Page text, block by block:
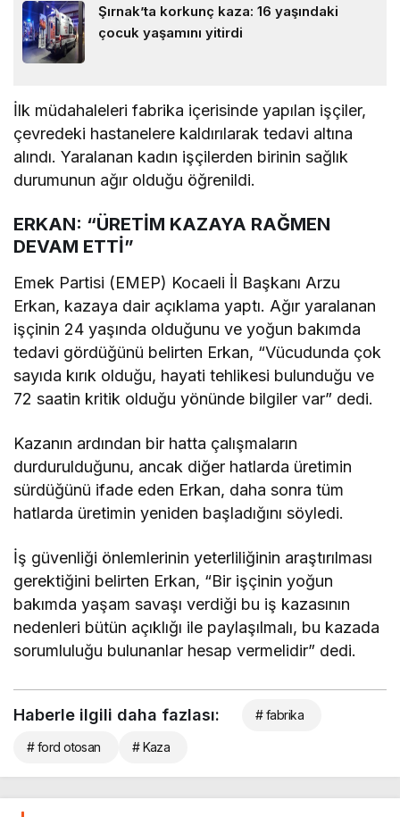
Şırnak’ta korkunç kaza: 16 yaşındaki
çocuk yaşamını yitirdi
İlk müdahaleleri fabrika içerisinde yapılan işçiler,
çevredeki hastanelere kaldırılarak tedavi altına
alındı. Yaralanan kadın işçilerden birinin sağlık
durumunun ağır olduğu öğrenildi.
ERKAN: “ÜRETİM KAZAYA RAĞMEN
DEVAM ETTİ”
Emek Partisi (EMEP) Kocaeli İl Başkanı Arzu
Erkan, kazaya dair açıklama yaptı. Ağır yaralanan
işçinin 24 yaşında olduğunu ve yoğun bakımda
tedavi gördüğünü belirten Erkan, “Vücudunda çok
sayıda kırık olduğu, hayati tehlikesi bulunduğu ve
72 saatin kritik olduğu yönünde bilgiler var” dedi.
Kazanın ardından bir hatta çalışmaların
durdurulduğunu, ancak diğer hatlarda üretimin
sürdüğünü ifade eden Erkan, daha sonra tüm
hatlarda üretimin yeniden başladığını söyledi.
İş güvenliği önlemlerinin yeterliliğinin araştırılması
gerektiğini belirten Erkan, “Bir işçinin yoğun
bakımda yaşam savaşı verdiği bu iş kazasının
nedenleri bütün açıklığı ile paylaşılmalı, bu kazada
sorumluluğu bulunanlar hesap vermelidir” dedi.
Haberle ilgili daha fazlası: # fabrika
# ford otosan # Kaza